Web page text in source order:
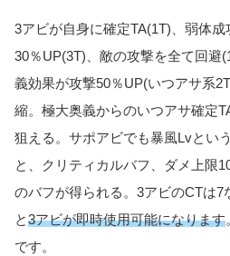
3アビが自身に確定TA(1T)、弱体
30％UP(3T)、敵の攻撃を全て回避
義効果が攻撃50％UP(いつアサ系
縮。極大奥義からのいつアサ確定
狙える。サポアビでも暴風Lvとい
と、クリティカルバフ、ダメ上限
のバフが得られる。3アビのCTは7
と3アビが即時使用可能になります
です。